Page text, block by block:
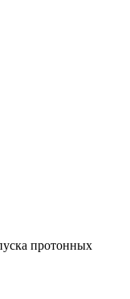
протонных